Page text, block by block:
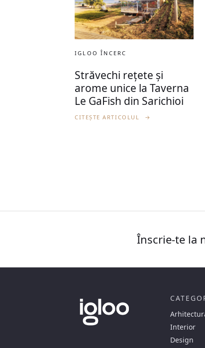
IGLOO ÎNCERC
Străvechi rețete și
arome unice la Taverna
Le GaFish din Sarichioi
CITEȘTE ARTICOLUL →
Înscrie-te la
Interior
Design